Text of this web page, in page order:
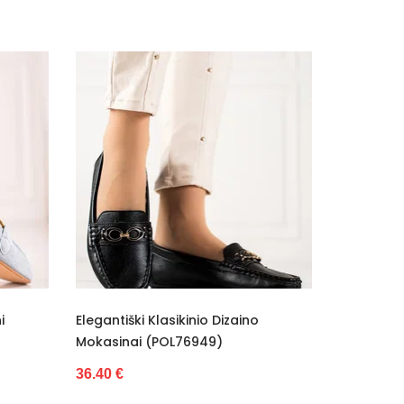
Elegantiški Klasikinio Dizaino
Mokasinai VINCEZA (POL76950)
36.40 €